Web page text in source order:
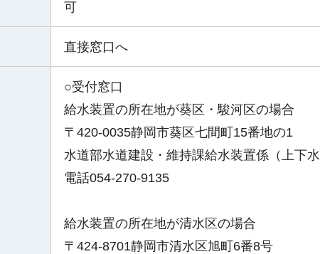
可
直接窓口へ
○受付窓口
給水装置の所在地が葵区・駿河区の場合
〒420-0035静岡市葵区七間町15番地の1
水道部水道建設・維持課給水装置係（上下水
電話054-270-9135
給水装置の所在地が清水区の場合
〒424-8701静岡市清水区旭町6番8号